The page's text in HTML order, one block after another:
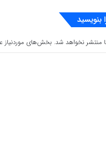
بنویسید
منتشر نخواهد شد. بخش‌های موردنیاز